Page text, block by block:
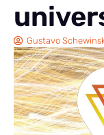
Gustavo